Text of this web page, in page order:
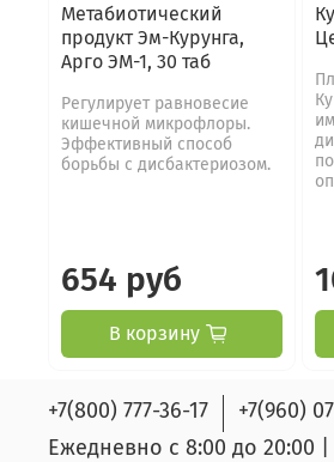
Метабиотический
продукт Эм-Курунга,
Арго ЭМ-1, 30 таб
Регулирует равновесие
кишечной микрофлоры.
Эффективный способ
борьбы с дисбактериозом.
654 руб
В корзину
+7(800) 777-36-17
+7(960)
Ежедневно с 8:00 до 20:00 |